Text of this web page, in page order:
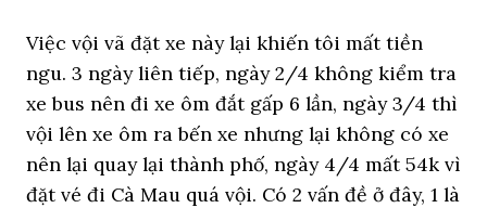
Việc vội vã đặt xe này lại khiến tôi mất tiền
ngu. 3 ngày liên tiếp, ngày 2/4 không kiểm tra
xe bus nên đi xe ôm đắt gấp 6 lần, ngày 3/4 thì
vội lên xe ôm ra bến xe nhưng lại không có xe
nên lại quay lại thành phố, ngày 4/4 mất 54k vì
đặt vé đi Cà Mau quá vội. Có 2 vấn đề ở đây, 1 là